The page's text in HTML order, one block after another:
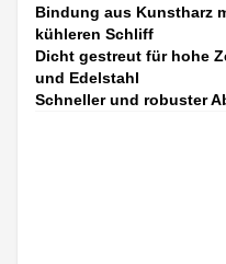
Bindung aus Kunstharz
kühleren Schliff
Dicht gestreut für hohe
und Edelstahl
Schneller und robuster